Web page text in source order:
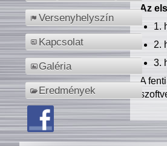
Versenyhelyszín
Kapcsolat
Galéria
Eredmények
Az
1.
2.
3.
A